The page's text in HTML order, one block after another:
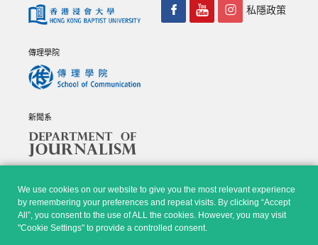
We use cookies on our website to give you the most relevant experience
by remembering your preferences and repeat visits. By clicking “Accept
All”, you consent to the use of ALL the cookies. However, you may visit
"Cookie Settings" to provide a controlled consent.
傳理學院
新聞系
私隱政策
© Copyright 2026 - 香港浸會大學傳理學院, 新聞系 |Privacy
Policy
|